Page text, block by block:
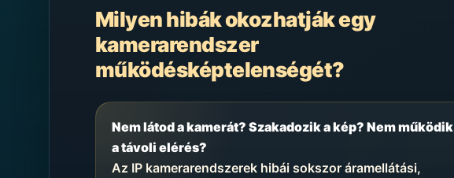
Milyen hibák okozhatják egy
kamerarendszer
működésképtelenségét?
Nem látod a kamerát? Szakadozik a kép? Nem működik
a távoli elérés?
Az IP kamerarendszerek hibái sokszor áramellátási,